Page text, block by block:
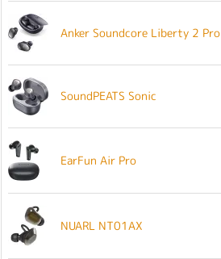
Anker Soundcore Liberty 2 Pro
SoundPEATS Sonic
EarFun Air Pro
NUARL NT01AX